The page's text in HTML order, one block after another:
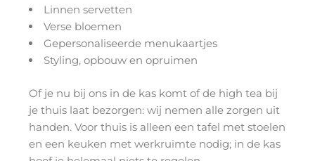
Linnen servetten
Verse bloemen
Gepersonaliseerde menukaartjes
Styling, opbouw en opruimen
Of je nu bij ons in de kas komt of de high tea bij
je thuis laat bezorgen: wij nemen alle zorgen uit
handen. Voor thuis is alleen een tafel met stoelen
en een keuken met werkruimte nodig; in de kas